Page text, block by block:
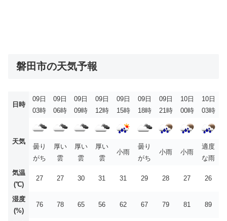
磐田市の天気予報
日時
09日
03時
09日
06時
09日
09時
09日
12時
09日
15時
09日
18時
09日
21時
10日
00時
10日
03時
天気
曇り
がち
厚い
雲
厚い
雲
厚い
雲
小雨
曇り
がち
小雨 小雨
適度
な雨
気温
(℃)
27 27 30 31 31 29 28 27 26
湿度
(%)
76 78 65 56 62 67 79 81 89